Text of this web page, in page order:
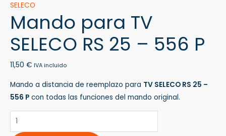
SELECO
Mando para TV
SELECO RS 25 – 556 P
11,50 € IVA incluido
Mando a distancia de reemplazo para TV SELECO RS 25 –
556 P con todas las funciones del mando original.